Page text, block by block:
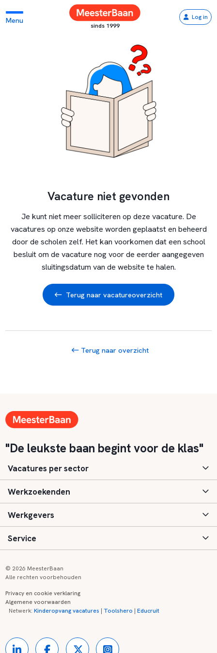
Menu
sinds 1999
Log in
Vacature niet gevonden
Je kunt niet meer solliciteren op deze vacature. De
vacatures op onze website worden geplaatst en beheerd
door de scholen zelf. Het kan voorkomen dat een school
besluit om de vacature nog voor de eerder aangegeven
sluitingsdatum van de website te halen.
Terug naar vacatureoverzicht
Terug naar overzicht
"De leukste baan begint voor de klas"
Vacatures per sector
Basisonderwijs
Speciaal (basis) onderwijs
Voortgezet onderwijs
Kinderopvang
Werkzoekenden
Aanmelden
Vacatures
Zij-instroom informatie
Werkgevers
Inloggen
Registreren
Service
Onderwijs links
© 2026 MeesterBaan
Alle rechten voorbehouden
Privacy en cookie verklaring
Algemene voorwaarden
Netwerk:Kinderopvang vacatures | Toolshero |Educruit